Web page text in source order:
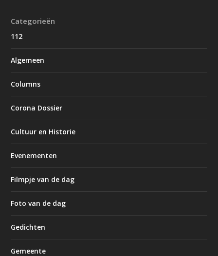
Categorieën
112
Algemeen
Columns
Corona Dossier
Cultuur en Historie
Evenementen
Filmpje van de dag
Foto van de dag
Gedichten
Gemeente